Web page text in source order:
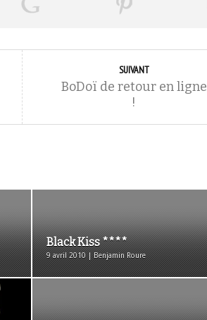
SUIVANT
BoDoï de retour en ligne
!
Black Kiss ****
9 avril 2010 | Benjamin Roure